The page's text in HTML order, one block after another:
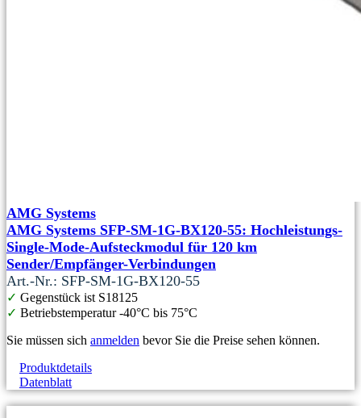
AMG Systems
AMG Systems SFP-SM-1G-BX120-55: Hochleistungs-
Single-Mode-Aufsteckmodul für 120 km
Sender/Empfänger-Verbindungen
Art.-Nr.: SFP-SM-1G-BX120-55
✓ Gegenstück ist S18125
✓ Betriebstemperatur -40°C bis 75°C
Sie müssen sich anmelden bevor Sie die Preise sehen können.
Produktdetails
Datenblatt